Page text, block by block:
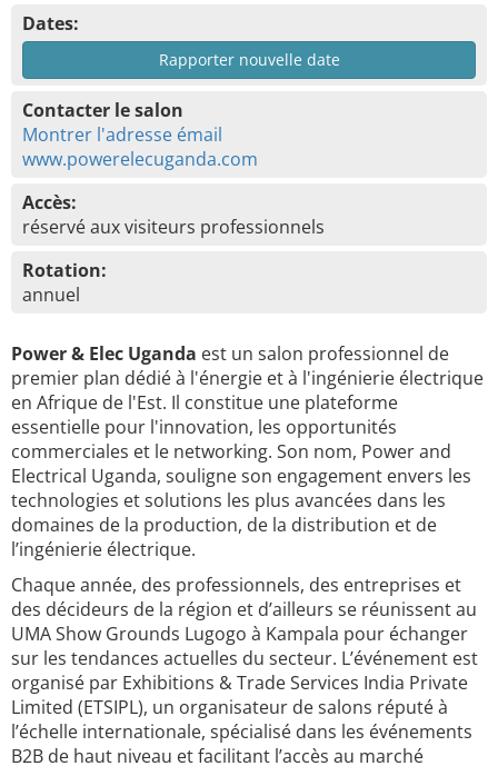
Dates:
Rapporter nouvelle date
Contacter le salon
Montrer l'adresse émail
www.powerelecuganda.com
Accès:
réservé aux visiteurs professionnels
Rotation:
annuel
Power & Elec Uganda est un salon professionnel de
premier plan dédié à l'énergie et à l'ingénierie électrique
en Afrique de l'Est. Il constitue une plateforme
essentielle pour l'innovation, les opportunités
commerciales et le networking. Son nom, Power and
Electrical Uganda, souligne son engagement envers les
technologies et solutions les plus avancées dans les
domaines de la production, de la distribution et de
l’ingénierie électrique.
Chaque année, des professionnels, des entreprises et
des décideurs de la région et d’ailleurs se réunissent au
UMA Show Grounds Lugogo à Kampala pour échanger
sur les tendances actuelles du secteur. L’événement est
organisé par Exhibitions & Trade Services India Private
Limited (ETSIPL), un organisateur de salons réputé à
l’échelle internationale, spécialisé dans les événements
B2B de haut niveau et facilitant l’accès au marché